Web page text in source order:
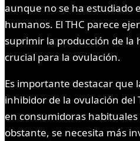
aunque no se ha estudiado
humanos. El THC parece
suprimir la producción de
crucial para la ovulación.
Es importante destacar que
inhibidor de la ovulación del
en consumidoras
obstante, se necesita más